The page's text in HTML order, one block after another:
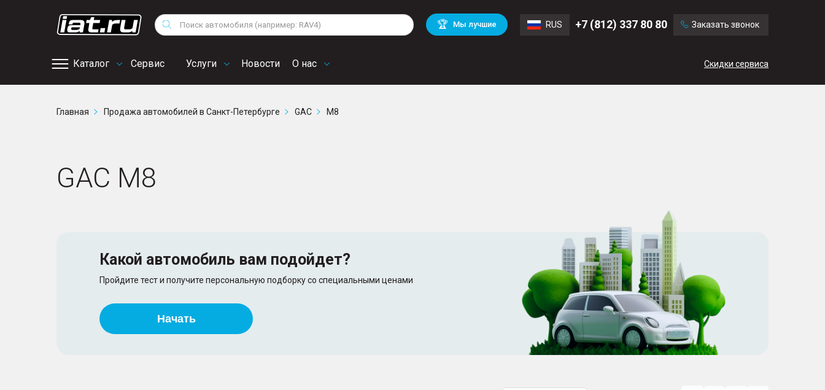
Поиск 🏆 Мы лучшие RUS +7 (812) 337 80 80 Заказать звонок
Каталог Сервис
сервис
Услуги Новости О нас Скидки сервиса
Снегоходы
Квадроциклы
Volkswagen
Mitsubishi BMW
Audi
Chevrolet Volvo
Главная Продажа автомобилей в Санкт-Петербурге GAC M8
GAC M8
Какой автомобиль вам подойдет?
Пройдите тест и получите персональную подборку со специальными ценами
Начать